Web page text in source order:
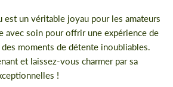
est un véritable joyau pour les amateurs
avec soin pour offrir une expérience de
moments de détente inoubliables.
et laissez-vous charmer par sa
!